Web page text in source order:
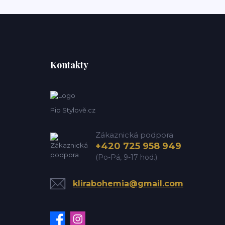
Kontakty
Pip Stylově.cz
Zákaznická podpora
+420 725 958 949
(Po-Pá, 9-17 hod.)
klirabohemia@gmail.com